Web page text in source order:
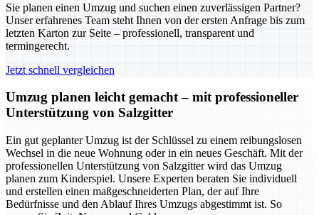
Sie planen einen Umzug und suchen einen zuverlässigen Partner?
Unser erfahrenes Team steht Ihnen von der ersten Anfrage bis zum
letzten Karton zur Seite – professionell, transparent und
termingerecht.
Jetzt schnell vergleichen
Umzug planen leicht gemacht – mit professioneller
Unterstützung von Salzgitter
Ein gut geplanter Umzug ist der Schlüssel zu einem reibungslosen
Wechsel in die neue Wohnung oder in ein neues Geschäft. Mit der
professionellen Unterstützung von Salzgitter wird das Umzug
planen zum Kinderspiel. Unsere Experten beraten Sie individuell
und erstellen einen maßgeschneiderten Plan, der auf Ihre
Bedürfnisse und den Ablauf Ihres Umzugs abgestimmt ist. So